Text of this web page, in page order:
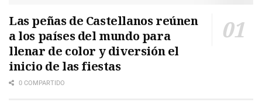
Las peñas de Castellanos reúnen
a los países del mundo para
llenar de color y diversión el
inicio de las fiestas
0 COMPARTIDO